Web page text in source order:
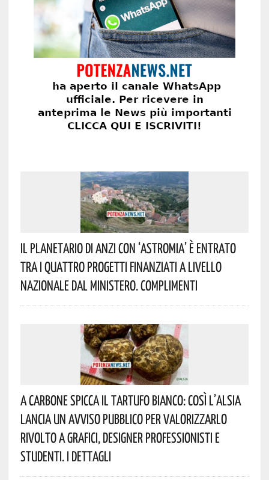
Il Planetario Di Anzi Con ‘Astromia’ È Entrato
Tra I Quattro Progetti Finanziati A Livello
Nazionale Dal Ministero. Complimenti
A Carbone Spicca Il Tartufo Bianco: Così L’Alsia
Lancia Un Avviso Pubblico Per Valorizzarlo
Rivolto A Grafici, Designer Professionisti E
Studenti. I Dettagli